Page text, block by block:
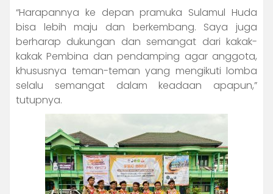
“Harapannya ke depan pramuka Sulamul Huda
bisa lebih maju dan berkembang. Saya juga
berharap dukungan dan semangat dari kakak-
kakak Pembina dan pendamping agar anggota,
khususnya teman-teman yang mengikuti lomba
selalu semangat dalam keadaan apapun,”
tutupnya.